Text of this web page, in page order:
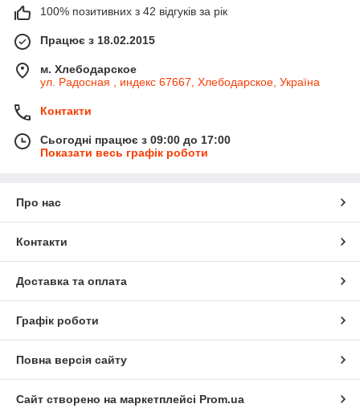
100% позитивних з 42 відгуків за рік
Працює з 18.02.2015
м. Хлебодарское
ул. Радосная , индекс 67667, Хлебодарское, Україна
Контакти
Сьогодні працює з 09:00 до 17:00
Показати весь графік роботи
Про нас
Контакти
Доставка та оплата
Графік роботи
Повна версія сайту
Сайт створено на маркетплейсі Prom.ua